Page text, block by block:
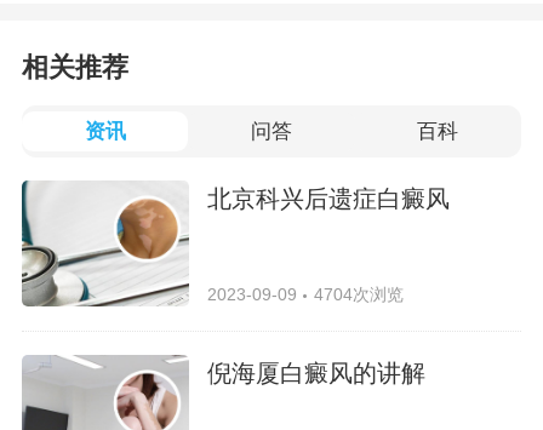
相关推荐
资讯 问答 百科
北京科兴后遗症白癜风
2023-09-09 4704次浏览
倪海厦白癜风的讲解